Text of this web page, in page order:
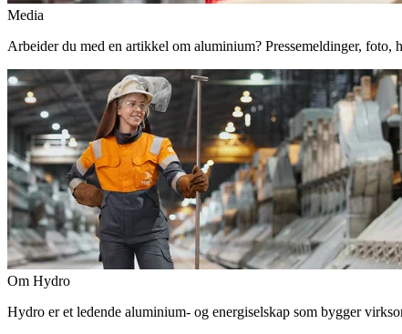
Media
Arbeider du med en artikkel om aluminium? Pressemeldinger, foto,
Om Hydro
Hydro er et ledende aluminium- og energiselskap som bygger